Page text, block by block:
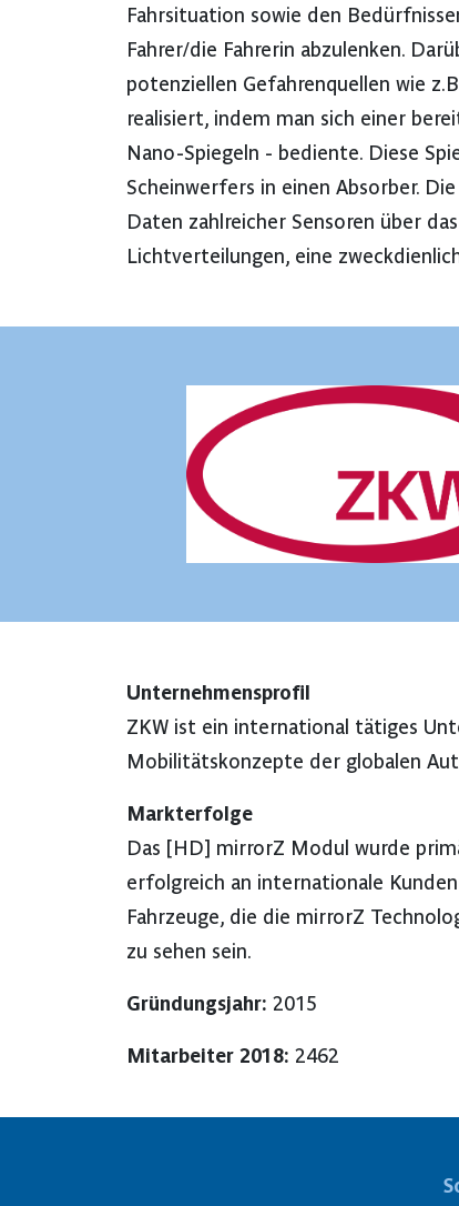
Fahrsituation sowie den
Fahrer/die Fahrerin abzulenken.
potenziellen Gefahrenquellen wie
realisiert, indem man sich einer
Nano-Spiegeln - bediente. Diese
Scheinwerfers in einen Absorber.
Daten zahlreicher Sensoren über
Lichtverteilungen, eine
Unternehmensprofil
ZKW ist ein international tätiges
Mobilitätskonzepte der globalen
Markterfolge
Das [HD] mirrorZ Modul wurde
erfolgreich an internationale
Fahrzeuge, die die mirrorZ
zu sehen sein.
Gründungsjahr: 2015
Mitarbeiter 2018: 2462